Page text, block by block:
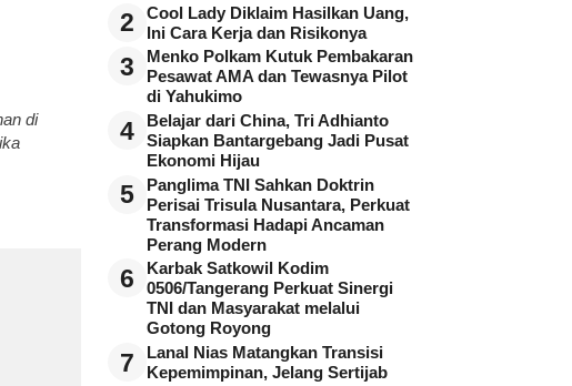
di
2
Cool Lady Diklaim Hasilkan Uang,
Ini Cara Kerja dan Risikonya
3
Menko Polkam Kutuk Pembakaran
Pesawat AMA dan Tewasnya Pilot
di Yahukimo
4
Belajar dari China, Tri Adhianto
Siapkan Bantargebang Jadi Pusat
Ekonomi Hijau
5
Panglima TNI Sahkan Doktrin
Perisai Trisula Nusantara, Perkuat
Transformasi Hadapi Ancaman
Perang Modern
6
Karbak Satkowil Kodim
0506/Tangerang Perkuat Sinergi
TNI dan Masyarakat melalui
Gotong Royong
7
Lanal Nias Matangkan Transisi
Kepemimpinan, Jelang Sertijab